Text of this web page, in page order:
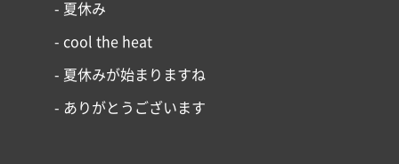
- 夏休み
- cool the heat
- 夏休みが始まりますね
- ありがとうございます